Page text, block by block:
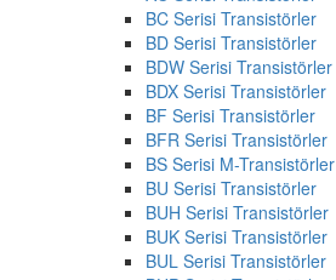
BC Serisi Transistörler
BD Serisi Transistörler
BDW Serisi Transistörler
BDX Serisi Transistörler
BF Serisi Transistörler
BFR Serisi Transistörler
BS Serisi M-Transistörler
BU Serisi Transistörler
BUH Serisi Transistörler
BUK Serisi Transistörler
BUL Serisi Transistörler